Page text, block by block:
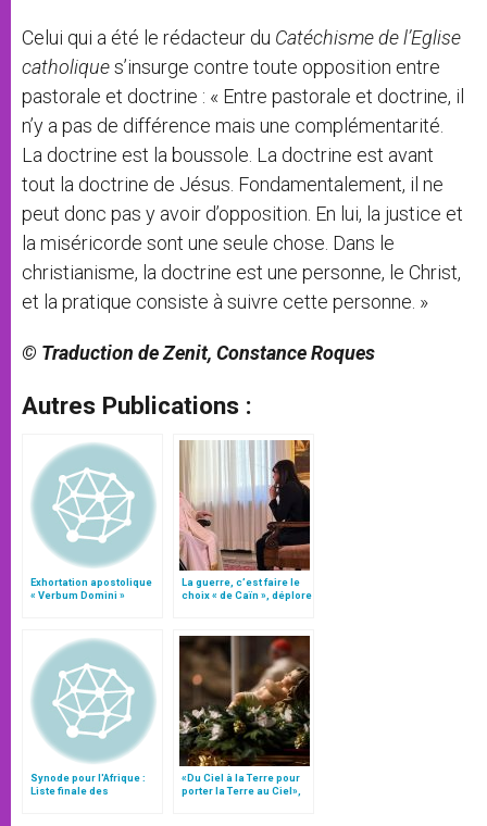
Celui qui a été le rédacteur du Catéchisme de l’Eglise
catholiques’insurge contre toute opposition entre
pastorale et doctrine : « Entre pastorale et doctrine, il
n’y a pas de différence mais une complémentarité.
La doctrine est la boussole. La doctrine est avant
tout la doctrine de Jésus. Fondamentalement, il ne
peut donc pas y avoir d’opposition. En lui, la justice et
la miséricorde sont une seule chose. Dans le
christianisme, la doctrine est une personne, le Christ,
et la pratique consiste à suivre cette personne. »
© Traduction de Zenit, Constance Roques
Autres Publications :
Exhortation apostolique
« Verbum Domini »
La guerre, c’est faire le
choix « de Caïn », déplore
Synode pour l'Afrique :
Liste finale des
«Du Ciel à la Terre pour
porter la Terre au Ciel»,